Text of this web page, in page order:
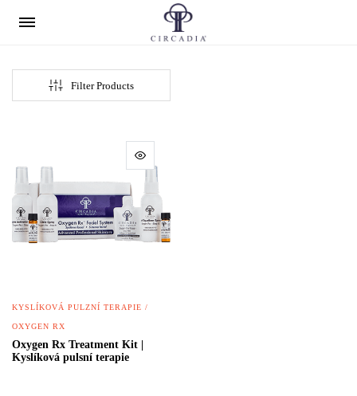
Filter Products
KYSLÍKOVÁ PULZNÍ TERAPIE /
OXYGEN RX
Oxygen Rx Treatment Kit |
Kyslíková pulsní terapie